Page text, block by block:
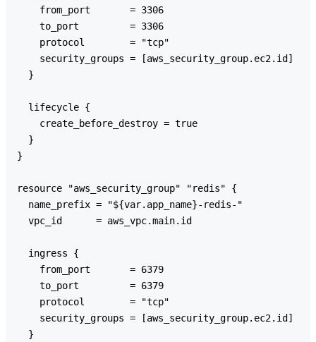
    from_port       = 3306
    to_port         = 3306
    protocol        = "tcp"
    security_groups = [aws_security_group.ec2.id]
  }
  lifecycle {
    create_before_destroy = true
  }
}
resource "aws_security_group" "redis" {
  name_prefix = "${var.app_name}-redis-"
  vpc_id      = aws_vpc.main.id
  ingress {
    from_port       = 6379
    to_port         = 6379
    protocol        = "tcp"
    security_groups = [aws_security_group.ec2.id]
  }